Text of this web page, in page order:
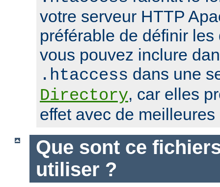
votre serveur HTTP
préférable de définir
vous pouvez inclure
.htaccess dans une
Directory, car elles
effet avec de
Que sont ce
utiliser ?